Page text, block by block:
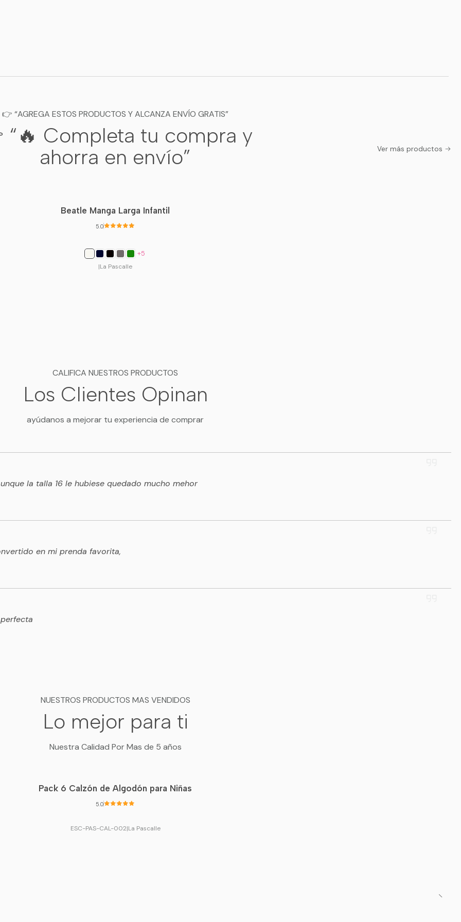
👉 “AGREGA ESTOS PRODUCTOS Y ALCANZA ENVÍO GRATIS”
“🔥 Completa tu compra y
ahorra en envío”
Ver más productos
Beatle Manga Larga Infantil
5.0
+5
|La Pascalle
CALIFICA NUESTROS PRODUCTOS
Los Clientes Opinan
ayúdanos a mejorar tu experiencia de comprar
la talla 16 le hubiese quedado mucho mehor
en mi prenda favorita,
NUESTROS PRODUCTOS MAS VENDIDOS
Lo mejor para ti
Nuestra Calidad Por Mas de 5 años
Pack 6 Calzón de Algodón para Niñas
5.0
ESC-PAS-CAL-002|La Pascalle